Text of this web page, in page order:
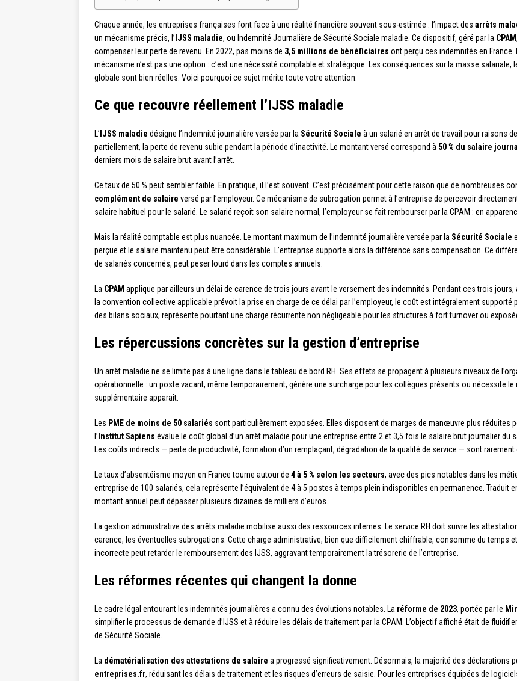
Chaque année, les entreprises françaises font face à une réalité financière souvent sous-estimée : l’impact des arrêts
un mécanisme précis, l’IJSS maladie, ou Indemnité Journalière de Sécurité Sociale maladie. Ce dispositif, géré par la CPAM
compenser leur perte de revenu. En 2022, pas moins de 3,5 millions de bénéficiaires ont perçu ces indemnités en
mécanisme n’est pas une option : c’est une nécessité comptable et stratégique. Les conséquences sur la masse
globale sont bien réelles. Voici pourquoi ce sujet mérite toute votre attention.
Ce que recouvre réellement l’IJSS maladie
L’IJSS maladie désigne l’indemnité journalière versée par la Sécurité Sociale à un salarié en arrêt de travail pour raisons
partiellement, la perte de revenu subie pendant la période d’inactivité. Le montant versé correspond à 50 % du salaire
derniers mois de salaire brut avant l’arrêt.
Ce taux de 50 % peut sembler faible. En pratique, il l’est souvent. C’est précisément pour cette raison que de nombreuses
complément de salaire versé par l’employeur. Ce mécanisme de subrogation permet à l’entreprise de percevoir
salaire habituel pour le salarié. Le salarié reçoit son salaire normal, l’employeur se fait rembourser par la CPAM : en
Mais la réalité comptable est plus nuancée. Le montant maximum de l’indemnité journalière versée par la Sécurité Sociale
perçue et le salaire maintenu peut être considérable. L’entreprise supporte alors la différence sans compensation. Ce
de salariés concernés, peut peser lourd dans les comptes annuels.
La CPAM applique par ailleurs un délai de carence de trois jours avant le versement des indemnités. Pendant ces trois jours,
la convention collective applicable prévoit la prise en charge de ce délai par l’employeur, le coût est intégralement supporté
des bilans sociaux, représente pourtant une charge récurrente non négligeable pour les structures à fort turnover ou
Les répercussions concrètes sur la gestion d’entreprise
Un arrêt maladie ne se limite pas à une ligne dans le tableau de bord RH. Ses effets se propagent à plusieurs niveaux de
opérationnelle : un poste vacant, même temporairement, génère une surcharge pour les collègues présents ou nécessite le
supplémentaire apparaît.
Les PME de moins de 50 salariés sont particulièrement exposées. Elles disposent de marges de manœuvre plus réduites
l’Institut Sapiens évalue le coût global d’un arrêt maladie pour une entreprise entre 2 et 3,5 fois le salaire brut journalier
Les coûts indirects — perte de productivité, formation d’un remplaçant, dégradation de la qualité de service — sont
Le taux d’absentéisme moyen en France tourne autour de 4 à 5 % selon les secteurs, avec des pics notables dans les
entreprise de 100 salariés, cela représente l’équivalent de 4 à 5 postes à temps plein indisponibles en permanence.
montant annuel peut dépasser plusieurs dizaines de milliers d’euros.
La gestion administrative des arrêts maladie mobilise aussi des ressources internes. Le service RH doit suivre les
carence, les éventuelles subrogations. Cette charge administrative, bien que difficilement chiffrable, consomme du temps
incorrecte peut retarder le remboursement des IJSS, aggravant temporairement la trésorerie de l’entreprise.
Les réformes récentes qui changent la donne
Le cadre légal entourant les indemnités journalières a connu des évolutions notables. La réforme de 2023, portée par le
simplifier le processus de demande d’IJSS et à réduire les délais de traitement par la CPAM. L’objectif affiché était de
de Sécurité Sociale.
La dématérialisation des attestations de salaire a progressé significativement. Désormais, la majorité des déclarations
entreprises.fr, réduisant les délais de traitement et les risques d’erreurs de saisie. Pour les entreprises équipées de